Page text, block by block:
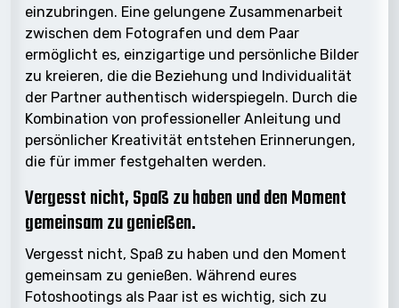
einzubringen. Eine gelungene Zusammenarbeit
zwischen dem Fotografen und dem Paar
ermöglicht es, einzigartige und persönliche Bilder
zu kreieren, die die Beziehung und Individualität
der Partner authentisch widerspiegeln. Durch die
Kombination von professioneller Anleitung und
persönlicher Kreativität entstehen Erinnerungen,
die für immer festgehalten werden.
Vergesst nicht, Spaß zu haben und den Moment
gemeinsam zu genießen.
Vergesst nicht, Spaß zu haben und den Moment
gemeinsam zu genießen. Während eures
Fotoshootings als Paar ist es wichtig, sich zu